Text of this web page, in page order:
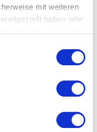
mit weiteren
haben oder